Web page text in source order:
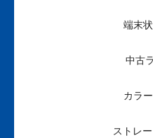
端末
中古
カラ
ストレ